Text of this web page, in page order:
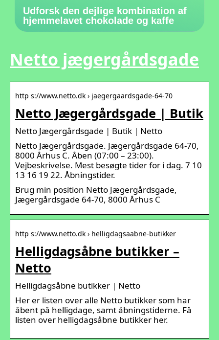
Udforsk den dejlige kombination af
hjemmelavet chokolade og kaffe
Netto jægergårdsgade
http s://www.netto.dk › jaegergaardsgade-64-70
Netto Jægergårdsgade | Butik
Netto Jægergårdsgade | Butik | Netto
Netto Jægergårdsgade. Jægergårdsgade 64-70,
8000 Århus C. Åben (07:00 – 23:00).
Vejbeskrivelse. Mest besøgte tider for i dag. 7 10
13 16 19 22. Åbningstider.
Brug min position Netto Jægergårdsgade,
Jægergårdsgade 64-70, 8000 Århus C
http s://www.netto.dk › helligdagsaabne-butikker
Helligdagsåbne butikker –
Netto
Helligdagsåbne butikker | Netto
Her er listen over alle Netto butikker som har
åbent på helligdage, samt åbningstiderne. Få
listen over helligdagsåbne butikker her.